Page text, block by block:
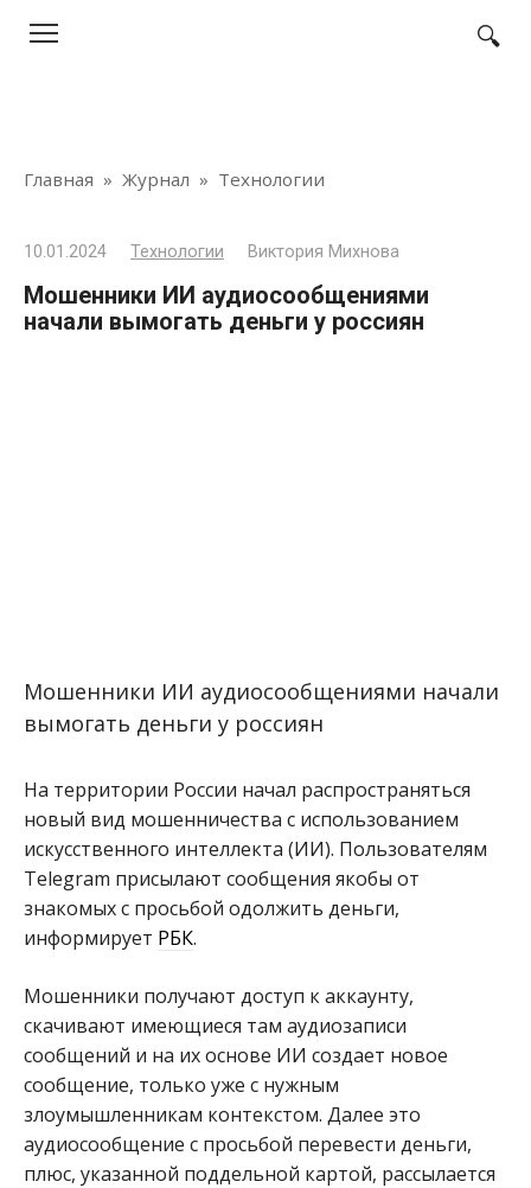
Главная » Журнал » Технологии
10.01.2024 Технологии Виктория Михнова
Мошенники ИИ аудиосообщениями
начали вымогать деньги у россиян
Мошенники ИИ аудиосообщениями начали
вымогать деньги у россиян
На территории России начал распространяться
новый вид мошенничества с использованием
искусственного интеллекта (ИИ). Пользователям
Telegram присылают сообщения якобы от
знакомых с просьбой одолжить деньги,
информирует РБК.
Мошенники получают доступ к аккаунту,
скачивают имеющиеся там аудиозаписи
сообщений и на их основе ИИ создает новое
сообщение, только уже с нужным
злоумышленникам контекстом. Далее это
аудиосообщение с просьбой перевести деньги,
плюс, указанной поддельной картой, рассылается